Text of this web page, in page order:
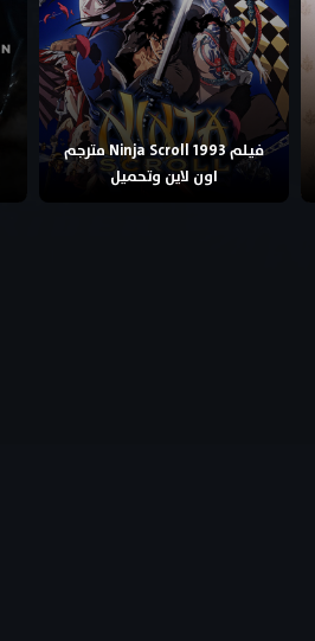
فيلم Ninja Scroll 1993 مترجم
اون لاين وتحميل